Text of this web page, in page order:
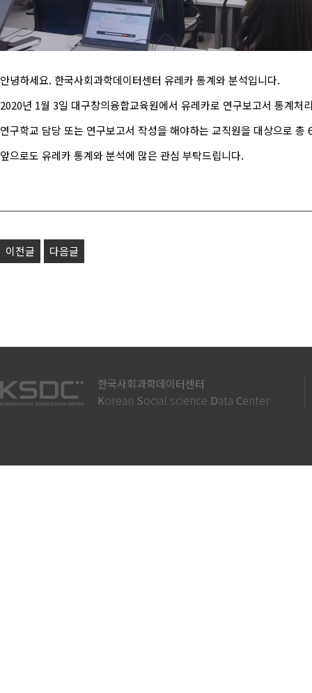
안녕하세요. 한국사회과학데이터센터 유레카 통계와 분석입니다.
2020년 1월 3일 대구창의융합교육원에서 유레카로 연구보고서 통계처
연구학교 담당 또는 연구보고서 작성을 해야하는 교직원을 대상으로
앞으로도 유레카 통계와 분석에 많은 관심 부탁드립니다.
이전글 다음글
한국사회과학데이터센터
Korean Social science Data Center